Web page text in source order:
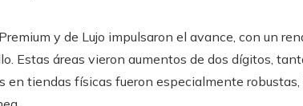
y de Lujo impulsaron el avance, con un
Estas áreas vieron aumentos de dos dígitos,
en tiendas físicas fueron especialmente